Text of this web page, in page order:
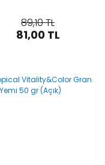
89,10 TL
81,00 TL